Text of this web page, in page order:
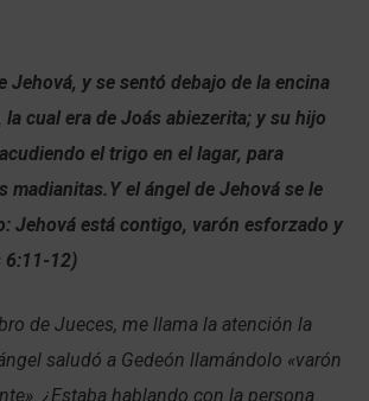
Jehová, y se sentó debajo de la encina
la cual era de Joás abiezerita; y su hijo
el trigo en el lagar, para
madianitas.Y el ángel de Jehová se le
Jehová está contigo, varón esforzado y
6:11-12)
de Jueces, me llama la atención la
saludó a Gedeón llamándolo «varón
¿Estaba hablando con la persona